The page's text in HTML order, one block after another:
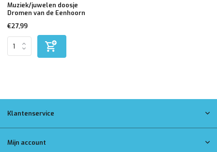
Muziek/juwelen doosje
Dromen van de Eenhoorn
€27,99
Klantenservice
Mijn account